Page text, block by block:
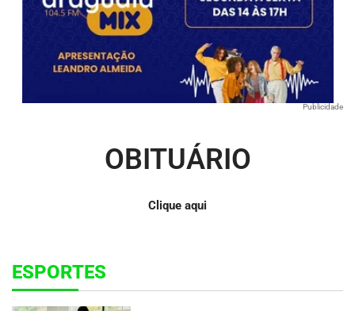
Publicidade
OBITUÁRIO
Clique aqui
ESPORTES